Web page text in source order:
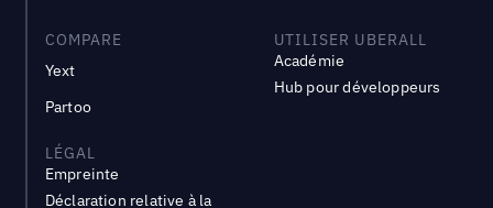
COMPARE
Yext
Partoo
UTILISER UBERALL
Académie
Hub pour développeurs
LÉGAL
Empreinte
Déclaration relative à la